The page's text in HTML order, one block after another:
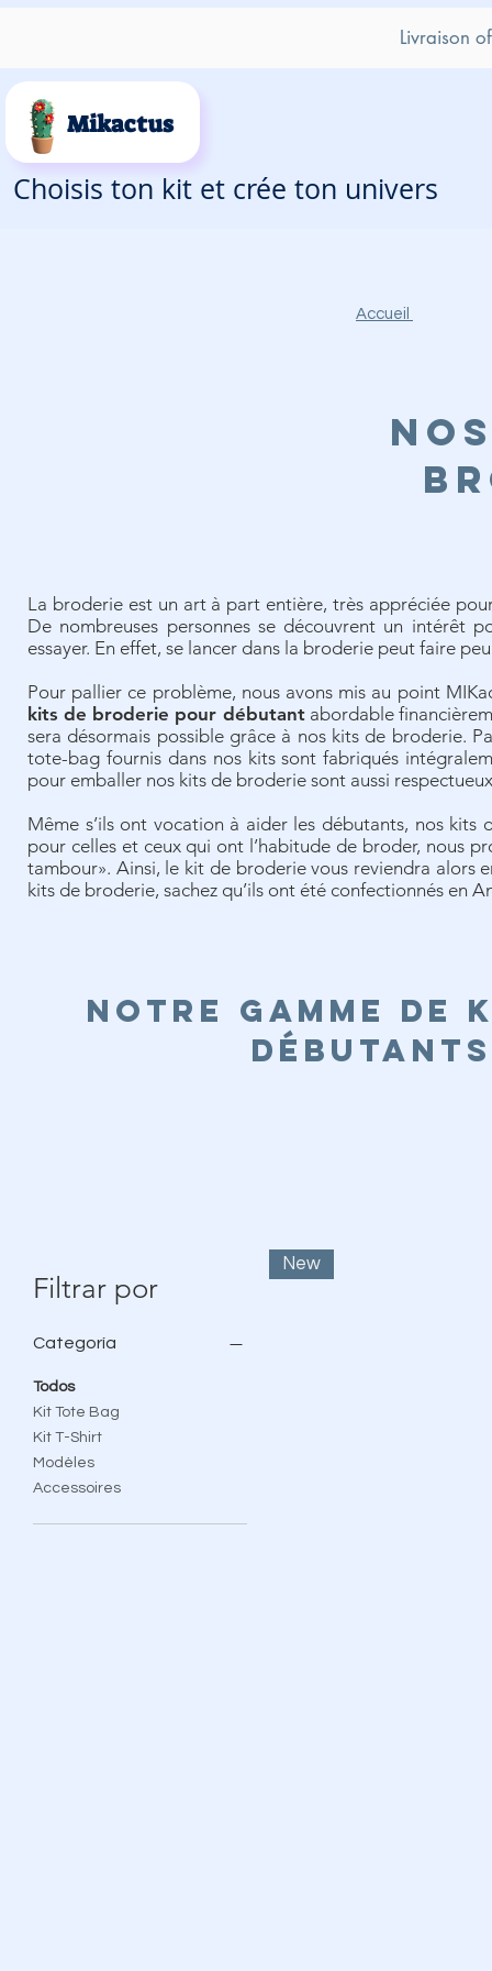
Livraison
Mikactus
Choisis ton kit et crée ton univers
Accueil
La broderie est un art à part entière, très appréciée
De nombreuses personnes se découvrent un intérêt
essayer. En effet, se lancer dans la broderie peut faire
Pour pallier ce problème, nous avons mis au point
kits de broderie pour débutantabordable
sera désormais possible grâce à nos kits de broderie.
tote-bag fournis dans nos kits sont fabriqués
pour emballer nos kits de broderie sont aussi
Même s’ils ont vocation à aider les débutants, nos
pour celles et ceux qui ont l’habitude de broder, nous
tambour». Ainsi, le kit de broderie vous reviendra alors
kits de broderie, sachez qu’ils ont été confectionnés en
Notre gamme
Filtrar por
Categoría
Todos
Kit Tote Bag
Kit T-Shirt
Modèles
Accessoires
New